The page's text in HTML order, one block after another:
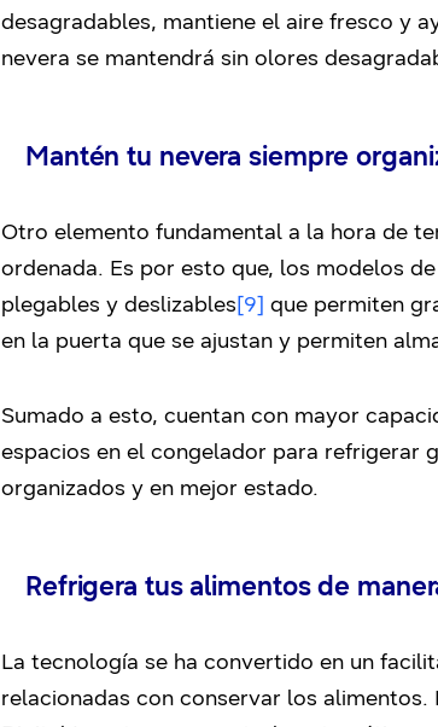
desagradables, mantiene el aire fresco y
nevera se mantendrá sin olores
Mantén tu nevera siempre
Otro elemento fundamental a la hora de
ordenada. Es por esto que, los modelos
plegables y deslizables[9] que permiten
en la puerta que se ajustan y permiten
Sumado a esto, cuentan con mayor
espacios en el congelador para refrigerar
organizados y en mejor estado.
Refrigera tus alimentos de
La tecnología se ha convertido en un
relacionadas con conservar los